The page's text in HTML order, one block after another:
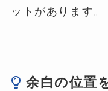
ットがあります。
余白の位置